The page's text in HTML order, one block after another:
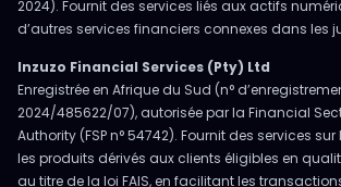
2024). Fournit des services liés aux actifs
d’autres services financiers connexes dans les
Inzuzo Financial Services (Pty) Ltd
Enregistrée en Afrique du Sud (n°
2024/485622/07), autorisée par la Financial
Authority (FSP n° 54742). Fournit des services
les produits dérivés aux clients éligibles en
au titre de la loi FAIS, en facilitant les